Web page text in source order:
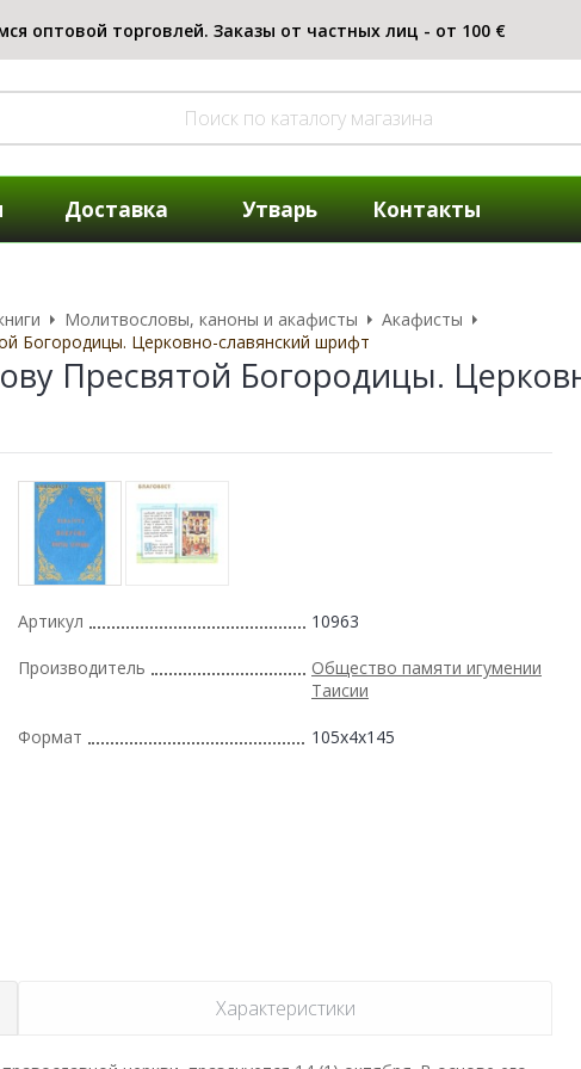
Доставка Утварь Контакты
Молитвословы, каноны и акафисты
Акафисты
Богородицы. Церковно-славянский шрифт
Пресвятой Богородицы.
Артикул 10963
Производитель
Общество памяти игумении
Таисии
Формат 105x4x145
Характеристики